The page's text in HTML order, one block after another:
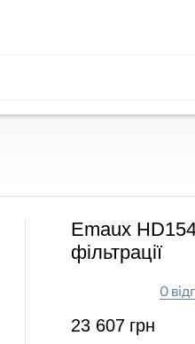
Emaux
фільтрації
0
23 607 грн